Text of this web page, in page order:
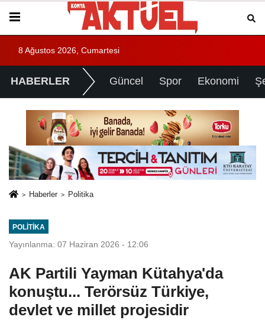
8 Ağustos 2026, Cumartesi
HABERLER Güncel Spor Ekonomi
Haberler Politika
POLITIKA
Yayınlanma: 07 Haziran 2026 - 12:06
AK Partili Yayman Kütahya'da
konuştu... Terörsüz Türkiye,
devlet ve millet projesidir